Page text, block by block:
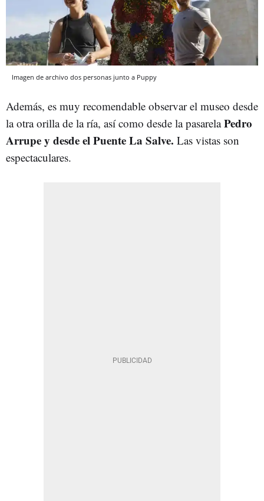
Imagen de archivo dos personas junto a Puppy
Además, es muy recomendable observar el museo desde
la otra orilla de la ría, así como desde la pasarelaPedro
Arrupe y desde el Puente La Salve. Las vistas son
espectaculares.